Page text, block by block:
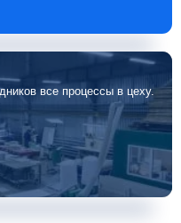
все процессы в цеху.